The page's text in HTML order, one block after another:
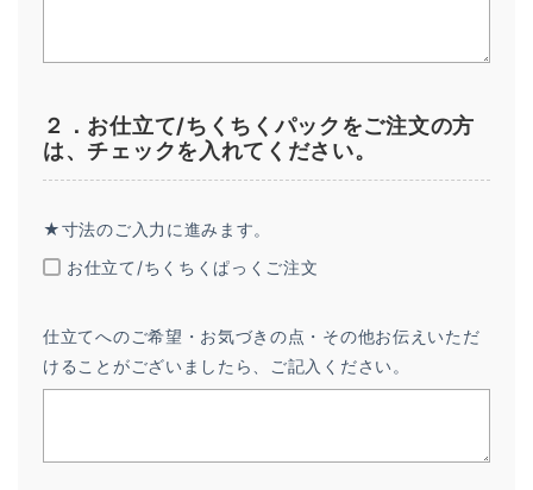
２．お仕立て/ちくちくパックをご注文の方
は、チェックを入れてください。
★寸法のご入力に進みます。
お仕立て/ちくちくぱっくご注文
仕立てへのご希望・お気づきの点・その他お伝えいただ
けることがございましたら、ご記入ください。